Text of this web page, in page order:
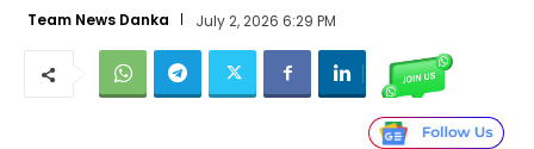
Team News Danka July 2, 2026 6:29 PM